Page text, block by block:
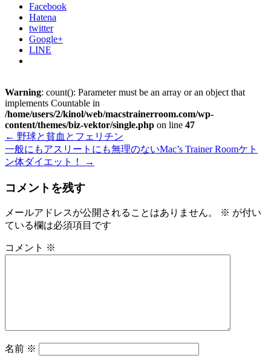
Facebook
Hatena
twitter
Google+
LINE
Warning: count(): Parameter must be an array or an object that
implements Countable in
/home/users/2/kinol/web/macstrainerroom.com/wp-
content/themes/biz-vektor/single.php on line 47
← 野球と貧血とフェリチン
一般にもアスリートにも無理のないMac’s Trainer Roomケト
ン体ダイエット！
→
コメントを残す
メールアドレスが公開されることはありません。 ※ が付い
ている欄は必須項目です
コメント ※
名前 ※